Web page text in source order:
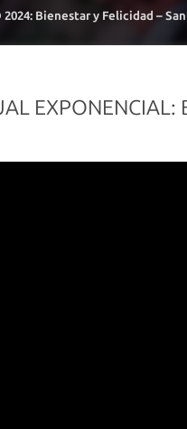
2024: Bienestar y Felicidad –
EXPONENCIAL: